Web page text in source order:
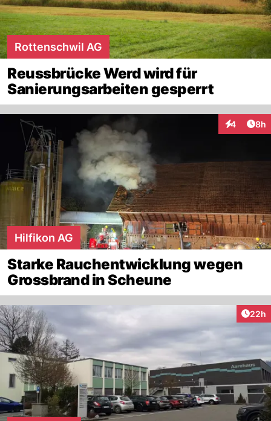
Rottenschwil AG
Reussbrücke Werd wird für
Sanierungsarbeiten gesperrt
4 8h
Hilfikon AG
Starke Rauchentwicklung wegen
Grossbrand in Scheune
22h